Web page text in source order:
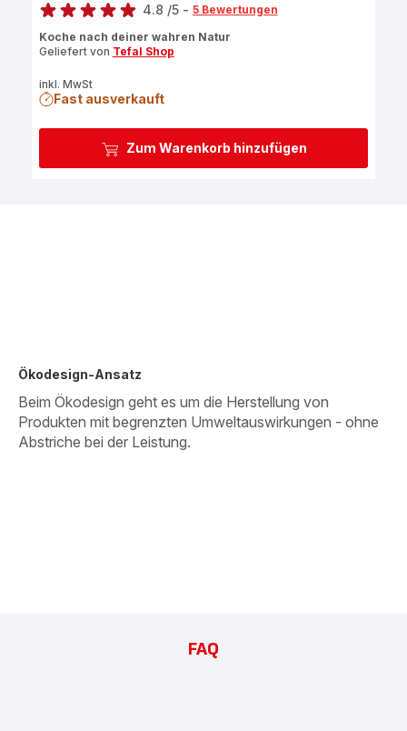
Zum Warenkorb hinzufügen
4.8 /5 - 5 Bewertungen
Koche nach deiner wahren Natur
Geliefert von Tefal Shop
inkl. MwSt
Fast ausverkauft
Ökodesign-Ansatz
Beim Ökodesign geht es um die Herstellung von
Produkten mit begrenzten Umweltauswirkungen - ohne
Abstriche bei der Leistung.
FAQ